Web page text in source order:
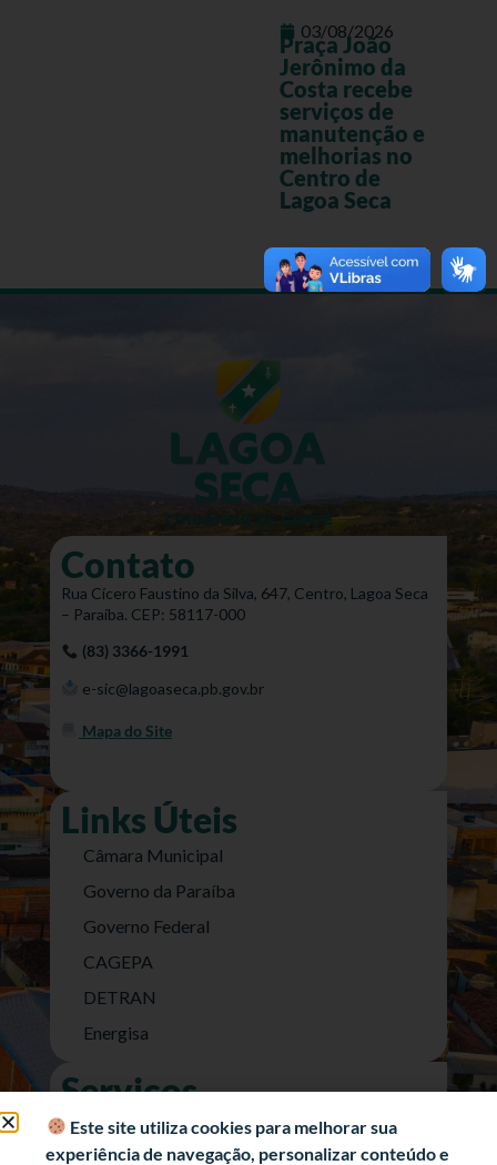
03/08/2026
Praça João
Jerônimo da
Costa recebe
serviços de
manutenção e
melhorias no
Centro de
Lagoa Seca
Contato
Rua Cícero Faustino da Silva, 647, Centro, Lagoa Seca
– Paraíba. CEP: 58117-000
(83) 3366-1991
e-sic@lagoaseca.pb.gov.br
Mapa do Site
Links Úteis
Câmara Municipal
Governo da Paraíba
Governo Federal
CAGEPA
DETRAN
Energisa
Serviços
Nota Fiscal Eletrônica
Este site utiliza cookies para melhorar sua
experiência de navegação, personalizar conteúdo e